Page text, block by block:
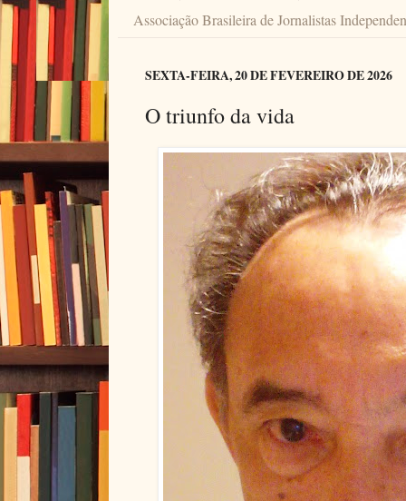
Associação Brasileira de Jornalistas
SEXTA-FEIRA, 20 DE FEVEREIRO DE 2026
O triunfo da vida